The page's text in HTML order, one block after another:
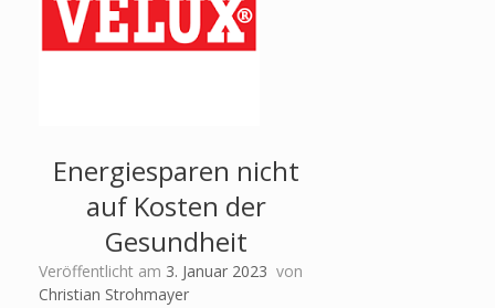
Energiesparen nicht
auf Kosten der
Gesundheit
Veröffentlicht am 3. Januar 2023 von
Christian Strohmayer